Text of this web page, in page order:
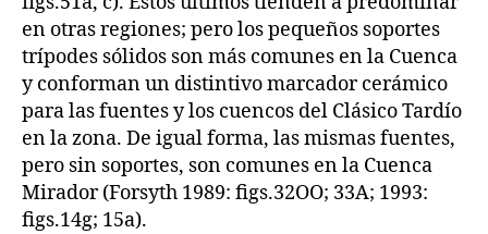
en otras regiones; pero los pequeños soportes
trípodes sólidos son más comunes en la Cuenca
y conforman un distintivo marcador cerámico
para las fuentes y los cuencos del Clásico Tardío
en la zona. De igual forma, las mismas fuentes,
pero sin soportes, son comunes en la Cuenca
Mirador (Forsyth 1989: figs.32OO; 33A; 1993:
figs.14g; 15a).